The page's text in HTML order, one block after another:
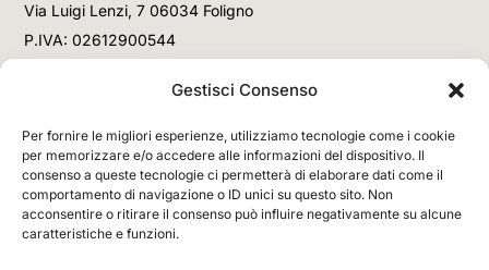
Gestisci Consenso
Per fornire le migliori esperienze, utilizziamo tecnologie come i cookie
per memorizzare e/o accedere alle informazioni del dispositivo. Il
consenso a queste tecnologie ci permetterà di elaborare dati come il
comportamento di navigazione o ID unici su questo sito. Non
acconsentire o ritirare il consenso può influire negativamente su alcune
caratteristiche e funzioni.
Via Luigi Lenzi, 7 06034 Foligno
P.IVA: 02612900544
+39 3477853708 (Chiamata)
Email
info@networx.it